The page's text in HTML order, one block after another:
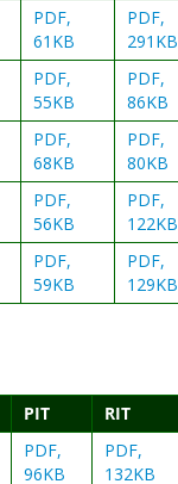
PDF,
61KB
PDF,
291KB
PDF,
55KB
PDF,
86KB
PDF,
68KB
PDF,
80KB
PDF,
56KB
PDF,
122KB
PDF,
59KB
PDF,
129KB
PIT RIT
PDF,
96KB
PDF,
132KB